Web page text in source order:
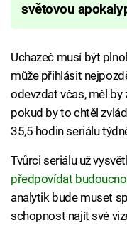
světovou
Uchazeč musí být
může přihlásit
odevzdat včas, měl
pokud by to chtěl
35,5 hodin seriálu
Tvůrci seriálu už
předpovídat
analytik bude muset
schopnost najít své